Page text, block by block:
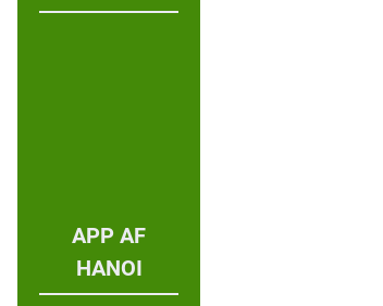
APP AF
HANOI